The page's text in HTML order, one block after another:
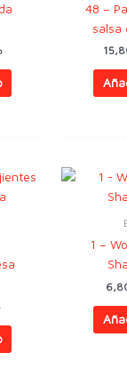
48 –
salsa
1 –